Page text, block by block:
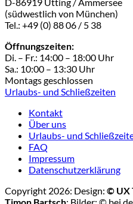
(südwestlich von München)
Tel.: +49 (0) 88 06 / 5 38
Öffnungszeiten:
Di. – Fr.: 14:00 – 18:00 Uhr
Sa.: 10:00 – 13:30 Uhr
Montags geschlossen
Urlaubs- und Schließzeiten
Kontakt
Über uns
Urlaubs- und
FAQ
Impressum
Datenschutzerklärung
Copyright 2026: Design: © UX